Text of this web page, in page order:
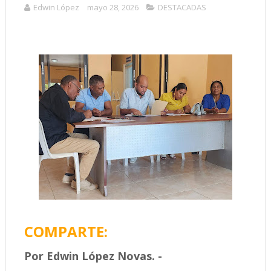
Edwin López mayo 28, 2026 DESTACADAS
COMPARTE:
Por Edwin López Novas. -